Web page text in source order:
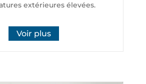
extérieures élevées.
Voir plus